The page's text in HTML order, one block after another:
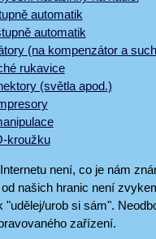
automatik
automatik
(na kompenzátor a
rukavice
(světla apod.)
kroužku
není, co je nám
našich hranic není
"udělej/urob si sám".
zařízení.